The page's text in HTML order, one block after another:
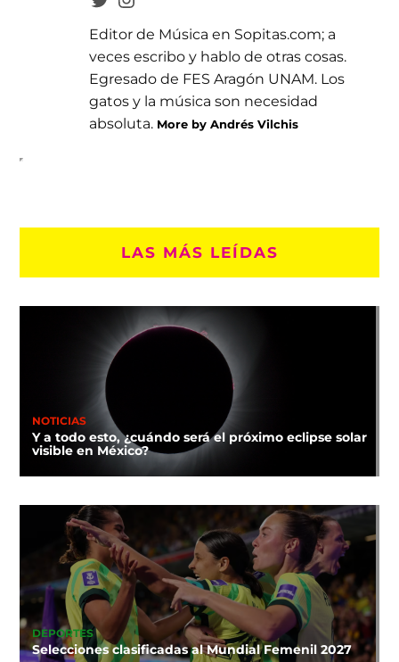
Editor de Música en Sopitas.com; a
veces escribo y hablo de otras cosas.
Egresado de FES Aragón UNAM. Los
gatos y la música son necesidad
absoluta. More by Andrés Vilchis
LAS MÁS LEÍDAS
NOTICIAS
Y a todo esto, ¿cuándo será el próximo eclipse solar
visible en México?
DEPORTES
Selecciones clasificadas al Mundial Femenil 2027